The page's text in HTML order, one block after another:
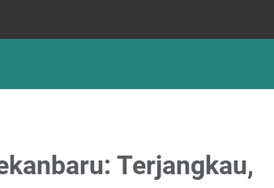
Terjangkau,